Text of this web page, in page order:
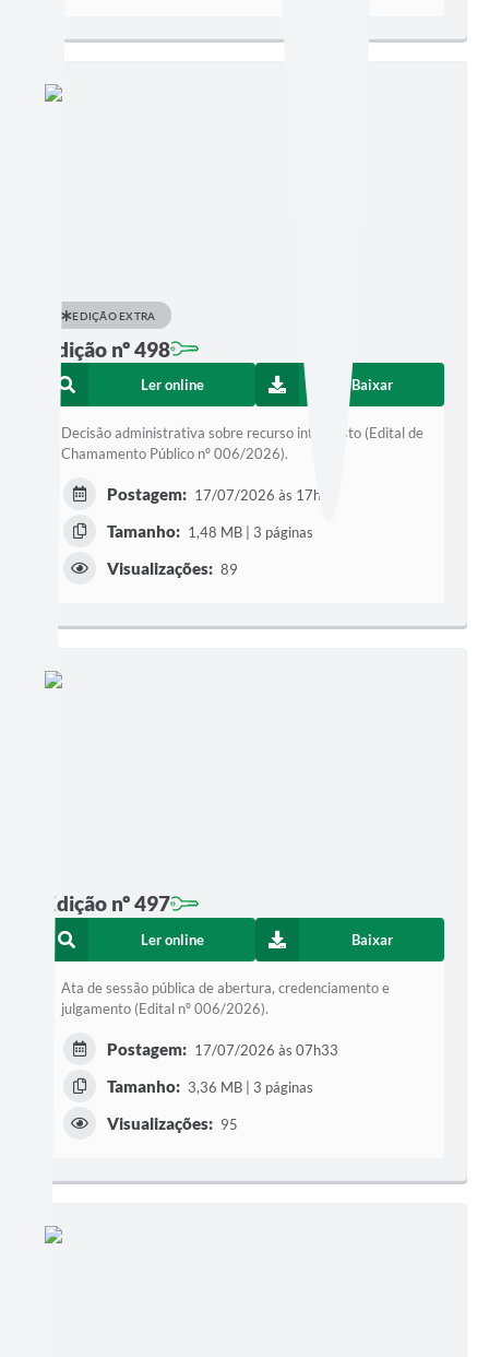
EDIÇÃO EXTRA
Edição nº 498
Ler online Baixar
Decisão administrativa sobre recurso interposto (Edital de
Chamamento Público nº 006/2026).
Postagem: 17/07/2026 às 17h29
Tamanho: 1,48 MB | 3 páginas
Visualizações: 89
Edição nº 497
Ler online Baixar
Ata de sessão pública de abertura, credenciamento e
julgamento (Edital nº 006/2026).
Postagem: 17/07/2026 às 07h33
Tamanho: 3,36 MB | 3 páginas
Visualizações: 95